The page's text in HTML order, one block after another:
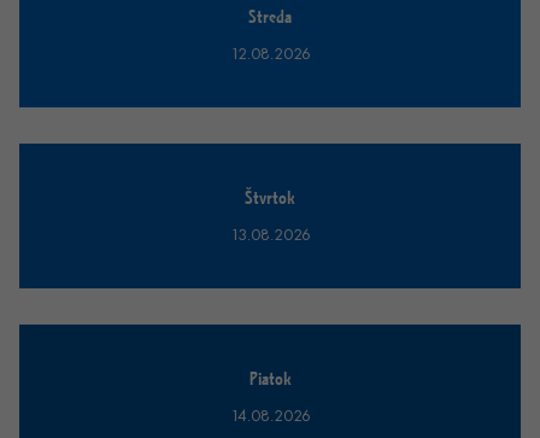
Streda
12.08.2026
Štvrtok
13.08.2026
Piatok
14.08.2026